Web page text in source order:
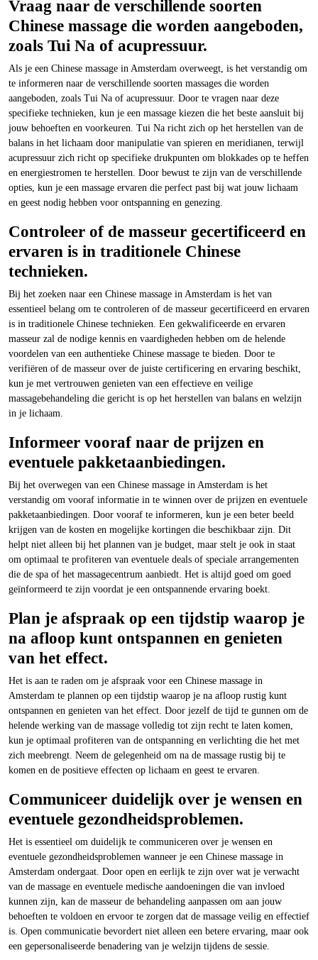
Vraag naar de verschillende soorten
Chinese massage die worden aangeboden,
zoals Tui Na of acupressuur.
Als je een Chinese massage in Amsterdam overweegt, is het verstandig om
te informeren naar de verschillende soorten massages die worden
aangeboden, zoals Tui Na of acupressuur. Door te vragen naar deze
specifieke technieken, kun je een massage kiezen die het beste aansluit bij
jouw behoeften en voorkeuren. Tui Na richt zich op het herstellen van de
balans in het lichaam door manipulatie van spieren en meridianen, terwijl
acupressuur zich richt op specifieke drukpunten om blokkades op te heffen
en energiestromen te herstellen. Door bewust te zijn van de verschillende
opties, kun je een massage ervaren die perfect past bij wat jouw lichaam
en geest nodig hebben voor ontspanning en genezing.
Controleer of de masseur gecertificeerd en
ervaren is in traditionele Chinese
technieken.
Bij het zoeken naar een Chinese massage in Amsterdam is het van
essentieel belang om te controleren of de masseur gecertificeerd en ervaren
is in traditionele Chinese technieken. Een gekwalificeerde en ervaren
masseur zal de nodige kennis en vaardigheden hebben om de helende
voordelen van een authentieke Chinese massage te bieden. Door te
verifiëren of de masseur over de juiste certificering en ervaring beschikt,
kun je met vertrouwen genieten van een effectieve en veilige
massagebehandeling die gericht is op het herstellen van balans en welzijn
in je lichaam.
Informeer vooraf naar de prijzen en
eventuele pakketaanbiedingen.
Bij het overwegen van een Chinese massage in Amsterdam is het
verstandig om vooraf informatie in te winnen over de prijzen en eventuele
pakketaanbiedingen. Door vooraf te informeren, kun je een beter beeld
krijgen van de kosten en mogelijke kortingen die beschikbaar zijn. Dit
helpt niet alleen bij het plannen van je budget, maar stelt je ook in staat
om optimaal te profiteren van eventuele deals of speciale arrangementen
die de spa of het massagecentrum aanbiedt. Het is altijd goed om goed
geïnformeerd te zijn voordat je een ontspannende ervaring boekt.
Plan je afspraak op een tijdstip waarop je
na afloop kunt ontspannen en genieten
van het effect.
Het is aan te raden om je afspraak voor een Chinese massage in
Amsterdam te plannen op een tijdstip waarop je na afloop rustig kunt
ontspannen en genieten van het effect. Door jezelf de tijd te gunnen om de
helende werking van de massage volledig tot zijn recht te laten komen,
kun je optimaal profiteren van de ontspanning en verlichting die het met
zich meebrengt. Neem de gelegenheid om na de massage rustig bij te
komen en de positieve effecten op lichaam en geest te ervaren.
Communiceer duidelijk over je wensen en
eventuele gezondheidsproblemen.
Het is essentieel om duidelijk te communiceren over je wensen en
eventuele gezondheidsproblemen wanneer je een Chinese massage in
Amsterdam ondergaat. Door open en eerlijk te zijn over wat je verwacht
van de massage en eventuele medische aandoeningen die van invloed
kunnen zijn, kan de masseur de behandeling aanpassen om aan jouw
behoeften te voldoen en ervoor te zorgen dat de massage veilig en effectief
is. Open communicatie bevordert niet alleen een betere ervaring, maar ook
een gepersonaliseerde benadering van je welzijn tijdens de sessie.